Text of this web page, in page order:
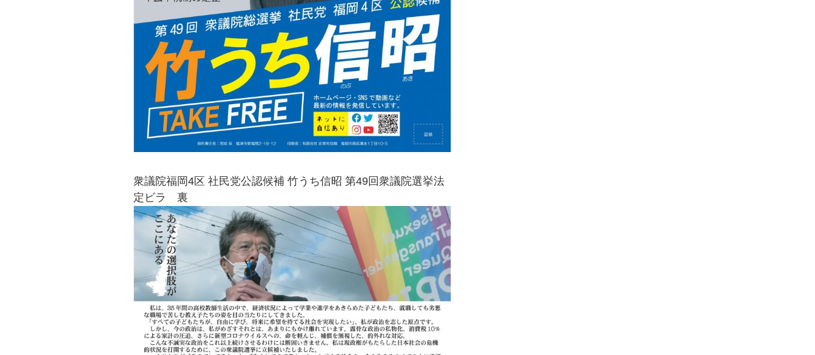
衆議院福岡4区 社民党公認候補 竹うち信昭 第49回衆議院選挙法
定ビラ 裏